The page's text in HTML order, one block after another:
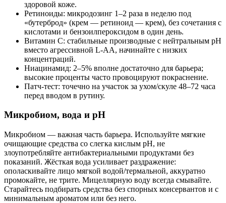
здоровой коже.
Ретиноиды: микродозинг 1–2 раза в неделю под
«бутерброд» (крем — ретиноид — крем), без сочетания с
кислотами и бензоилпероксидом в один день.
Витамин C: стабильные производные с нейтральным pH
вместо агрессивной L-AA, начинайте с низких
концентраций.
Ниацинамид: 2–5% вполне достаточно для барьера;
высокие проценты часто провоцируют покраснение.
Патч-тест: точечно на участок за ухом/скуле 48–72 часа
перед вводом в рутину.
Микробиом, вода и pH
Микробиом — важная часть барьера. Используйте мягкие
очищающие средства со слегка кислым pH, не
злоупотребляйте антибактериальными продуктами без
показаний. Жёсткая вода усиливает раздражение:
ополаскивайте лицо мягкой водой/термальной, аккуратно
промокайте, не трите. Мицеллярную воду всегда смывайте.
Старайтесь подбирать средства без спорных консервантов и с
минимальным ароматом или без него.